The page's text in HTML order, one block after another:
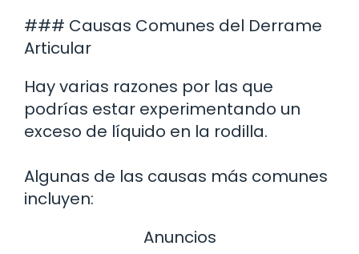
### Causas Comunes del Derrame
Articular
Hay varias razones por las que
podrías estar experimentando un
exceso de líquido en la rodilla.
Algunas de las causas más comunes
incluyen:
Anuncios